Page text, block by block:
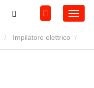
Impilatore elettrico